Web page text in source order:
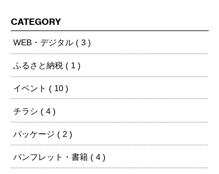
CATEGORY
WEB・デジタル ( 3 )
ふるさと納税 ( 1 )
イベント ( 10 )
チラシ ( 4 )
パッケージ ( 2 )
パンフレット・書籍 ( 4 )